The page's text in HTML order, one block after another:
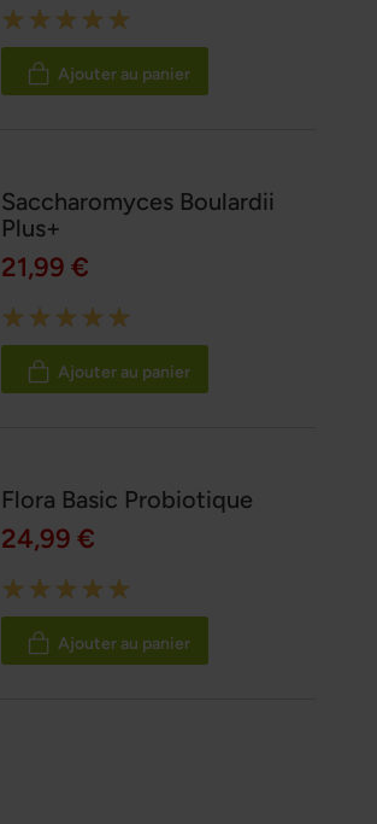
Rating:
100%
Ajouter au panier
Saccharomyces Boulardii
Plus+
21,99 €
Rating:
100%
Ajouter au panier
Flora Basic Probiotique
24,99 €
Rating:
100%
Ajouter au panier